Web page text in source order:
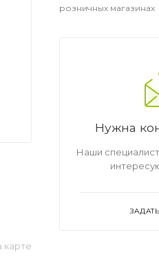
карте
розничных магазинах
Нужна
Наши